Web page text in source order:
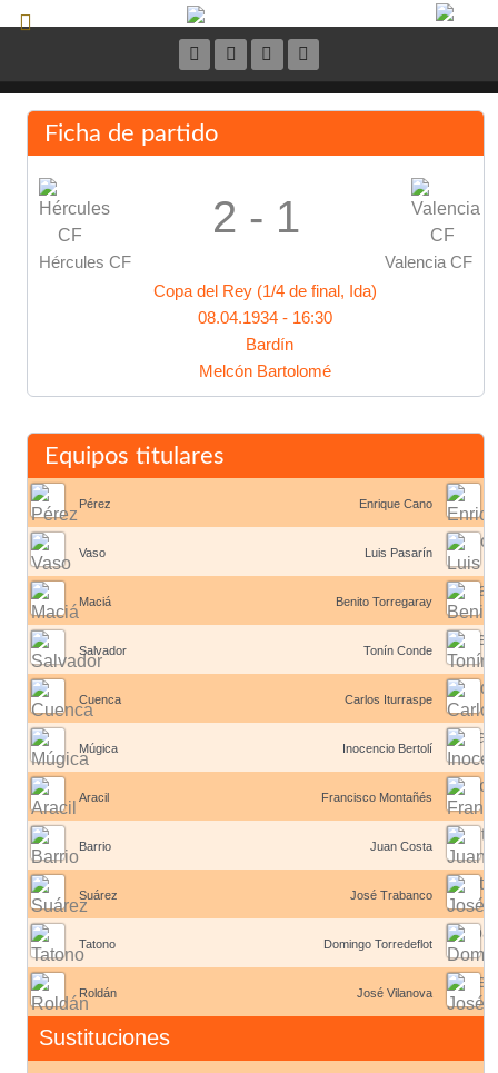
Ficha de partido
Hércules CF
2 - 1
Valencia CF
Copa del Rey (1/4 de final, Ida)
08.04.1934 - 16:30
Bardín
Melcón Bartolomé
Equipos titulares
Pérez
Vaso
Maciá
Salvador
Cuenca
Múgica
Aracil
Barrio
Suárez
Tatono
Roldán
Sustituciones
Enrique Cano
Luis Pasarín
Benito Torregaray
Tonín Conde
Carlos Iturraspe
Inocencio Bertolí
Francisco Montañés
Juan Costa
José Trabanco
Domingo Torredeflot
José Vilanova